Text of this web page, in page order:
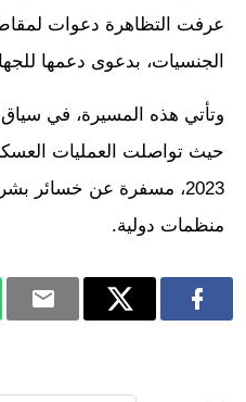
عرفت التظاهرة دعوات
الجنسيات، بدعوى دعمها
وتأتي هذه المسيرة، في
حيث تواصلت العمليات
2023، مسفرة عن خسائر
منظمات دولية.